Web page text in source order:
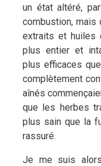
un état altéré,
combustion,
extraits et huiles
plus entier et
plus efficaces
complètement
aînés
que les herbes
plus sain que la
rassuré.
Je me suis